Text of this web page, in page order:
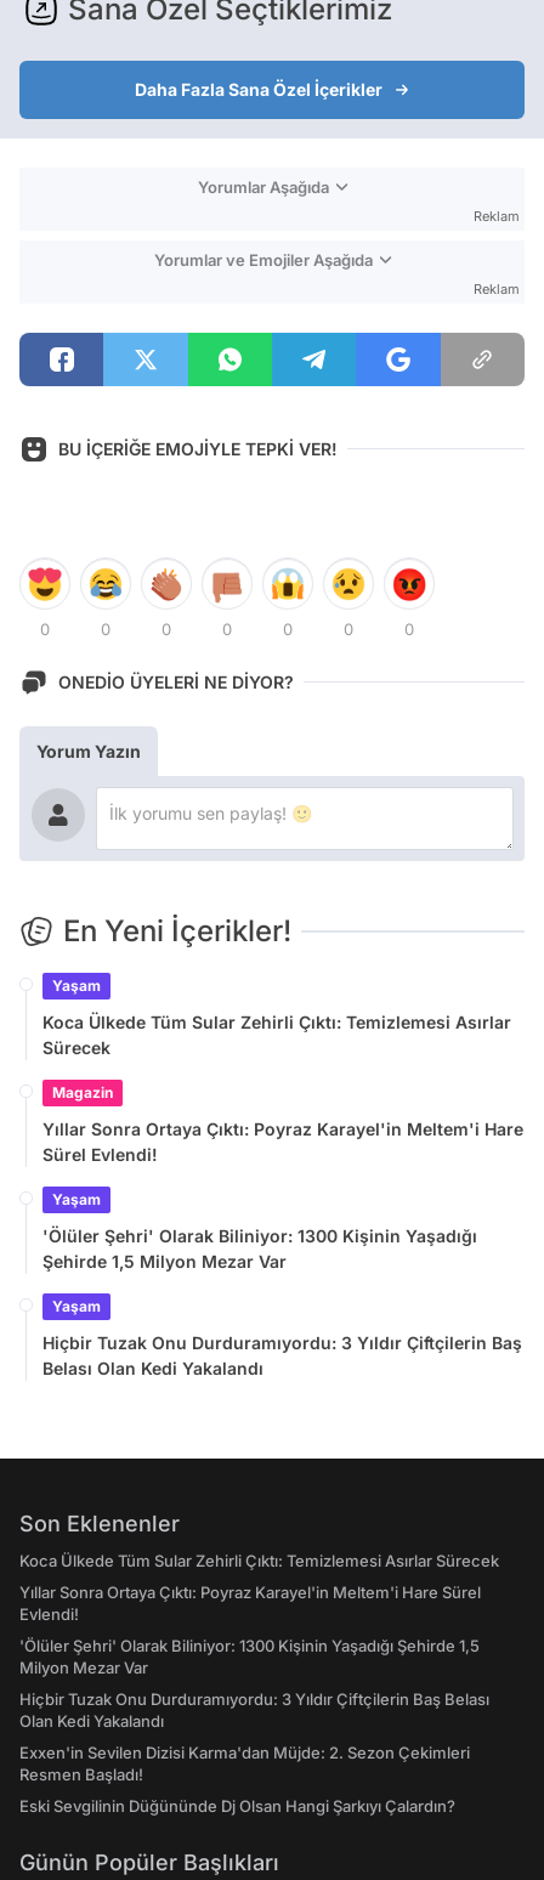
Sana Özel Seçtiklerimiz
Daha Fazla Sana Özel İçerikler
Yorumlar Aşağıda
Reklam
Yorumlar ve Emojiler Aşağıda
Reklam
BU İÇERİĞE EMOJİYLE TEPKİ VER!
0 0 0 0 0 0 0
ONEDİO ÜYELERİ NE DİYOR?
Yorum Yazın
En Yeni İçerikler!
Yaşam
Koca Ülkede Tüm Sular Zehirli Çıktı: Temizlemesi Asırlar
Sürecek
Magazin
Yıllar Sonra Ortaya Çıktı: Poyraz Karayel'in Meltem'i Hare
Sürel Evlendi!
Yaşam
'Ölüler Şehri' Olarak Biliniyor: 1300 Kişinin Yaşadığı
Şehirde 1,5 Milyon Mezar Var
Yaşam
Hiçbir Tuzak Onu Durduramıyordu: 3 Yıldır Çiftçilerin Baş
Belası Olan Kedi Yakalandı
Son Eklenenler
Koca Ülkede Tüm Sular Zehirli Çıktı: Temizlemesi Asırlar Sürecek
Yıllar Sonra Ortaya Çıktı: Poyraz Karayel'in Meltem'i Hare Sürel
Evlendi!
'Ölüler Şehri' Olarak Biliniyor: 1300 Kişinin Yaşadığı Şehirde 1,5
Milyon Mezar Var
Hiçbir Tuzak Onu Durduramıyordu: 3 Yıldır Çiftçilerin Baş Belası
Olan Kedi Yakalandı
Exxen'in Sevilen Dizisi Karma'dan Müjde: 2. Sezon Çekimleri
Resmen Başladı!
Eski Sevgilinin Düğününde Dj Olsan Hangi Şarkıyı Çalardın?
Günün Popüler Başlıkları